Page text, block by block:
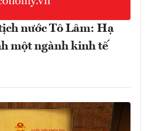
nước Tô Lâm: Hạ
một ngành kinh tế